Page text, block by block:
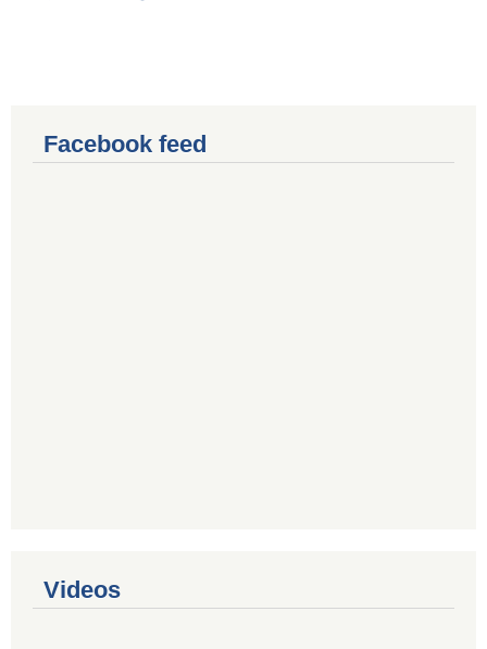
Facebook feed
Videos